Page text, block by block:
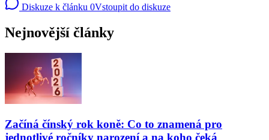
Diskuze k článku 0Vstoupit do diskuze
Nejnovější články
Začíná čínský rok koně: Co to znamená pro
jednotlivé ročníky narození a na koho čeká